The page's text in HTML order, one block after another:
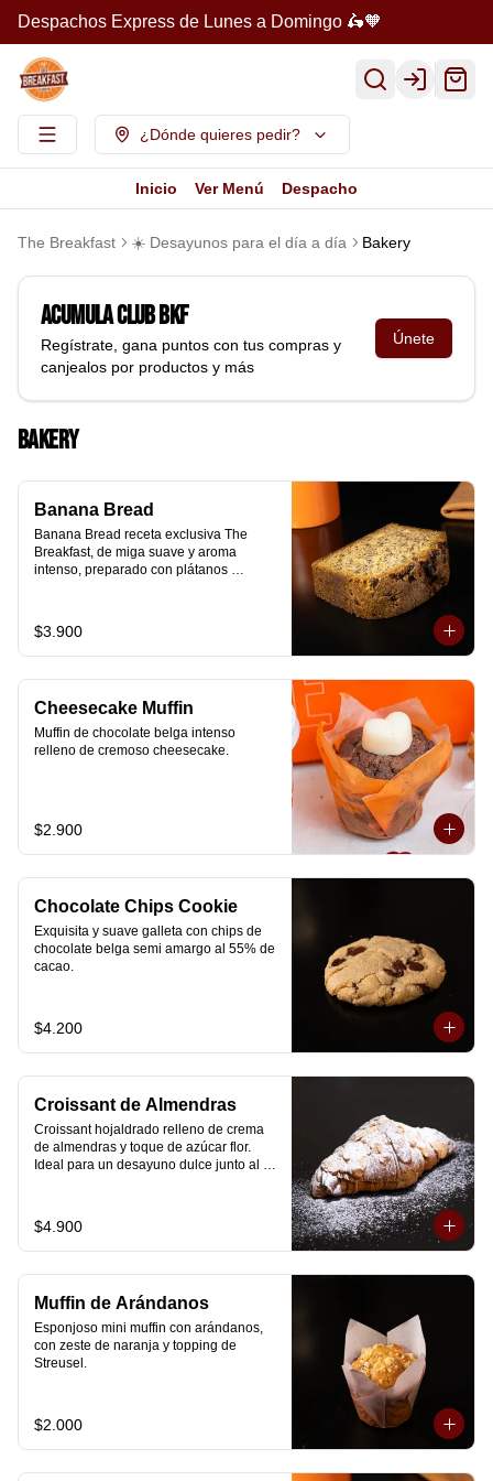
Despachos Express de Lunes a Domingo 🛵🧡
Login
¿Dónde quieres pedir?
Inicio Ver Menú Despacho
The Breakfast ☀️ Desayunos para el día a día Bakery
AcumulaClub BKF
Regístrate, gana puntos con tus compras y
canjealos por productos y más
Únete
Bakery
Banana Bread
Banana Bread receta exclusiva The
Breakfast, de miga suave y aroma
intenso, preparado con plátanos
$3.900
Cheesecake Muffin
Muffin de chocolate belga intenso
relleno de cremoso cheesecake.
$2.900
Chocolate Chips Cookie
Exquisita y suave galleta con chips de
chocolate belga semi amargo al 55% de
cacao.
$4.200
Croissant de Almendras
Croissant hojaldrado relleno de crema
de almendras y toque de azúcar flor.
Ideal para un desayuno dulce junto al
$4.900
Muffin de Arándanos
Esponjoso mini muffin con arándanos,
con zeste de naranja y topping de
Streusel.
$2.000